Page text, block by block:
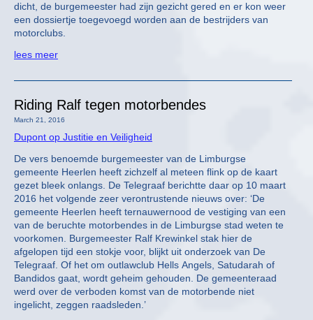
dicht, de burgemeester had zijn gezicht gered en er kon weer
een dossiertje toegevoegd worden aan de bestrijders van
motorclubs.
lees meer
Riding Ralf tegen motorbendes
March 21, 2016
Dupont op Justitie en Veiligheid
De vers benoemde burgemeester van de Limburgse
gemeente Heerlen heeft zichzelf al meteen flink op de kaart
gezet bleek onlangs. De Telegraaf berichtte daar op 10 maart
2016 het volgende zeer verontrustende nieuws over: ‘De
gemeente Heerlen heeft ternauwernood de vestiging van een
van de beruchte motorbendes in de Limburgse stad weten te
voorkomen. Burgemeester Ralf Krewinkel stak hier de
afgelopen tijd een stokje voor, blijkt uit onderzoek van De
Telegraaf. Of het om outlawclub Hells Angels, Satudarah of
Bandidos gaat, wordt geheim gehouden. De gemeenteraad
werd over de verboden komst van de motorbende niet
ingelicht, zeggen raadsleden.’